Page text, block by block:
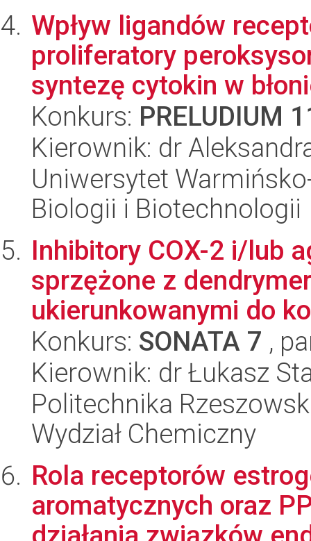
Wpływ ligandów
proliferatory
syntezę cytokin w
Konkurs: PRELUDIUM
Kierownik: dr
Uniwersytet
Biologii i Biotechnologii
Inhibitory COX-2 i/lub
sprzężone z
ukierunkowanymi do
Konkurs: SONATA 7 ,
Kierownik: dr Łukasz
Politechnika
Wydział Chemiczny
Rola receptorów
aromatycznych oraz